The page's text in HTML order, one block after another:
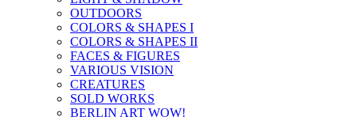
OUTDOORS
COLORS & SHAPES I
COLORS & SHAPES II
FACES & FIGURES
VARIOUS VISION
CREATURES
SOLD WORKS
BERLIN ART WOW!